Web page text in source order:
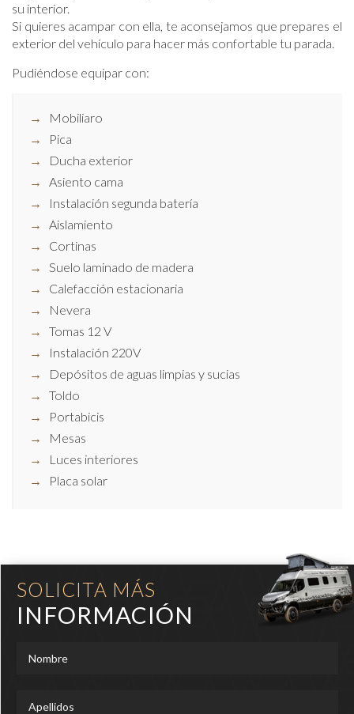
su interior.
Si quieres acampar con ella, te aconsejamos que prepares el
exterior del vehículo para hacer más confortable tu parada.
Pudiéndose equipar con:
Mobiliaro
Pica
Ducha exterior
Asiento cama
Instalación segunda batería
Aislamiento
Cortinas
Suelo laminado de madera
Calefacción estacionaria
Nevera
Tomas 12 V
Instalación 220V
Depósitos de aguas limpias y sucias
Toldo
Portabicis
Mesas
Luces interiores
Placa solar
SOLICITA MÁS
INFORMACIÓN